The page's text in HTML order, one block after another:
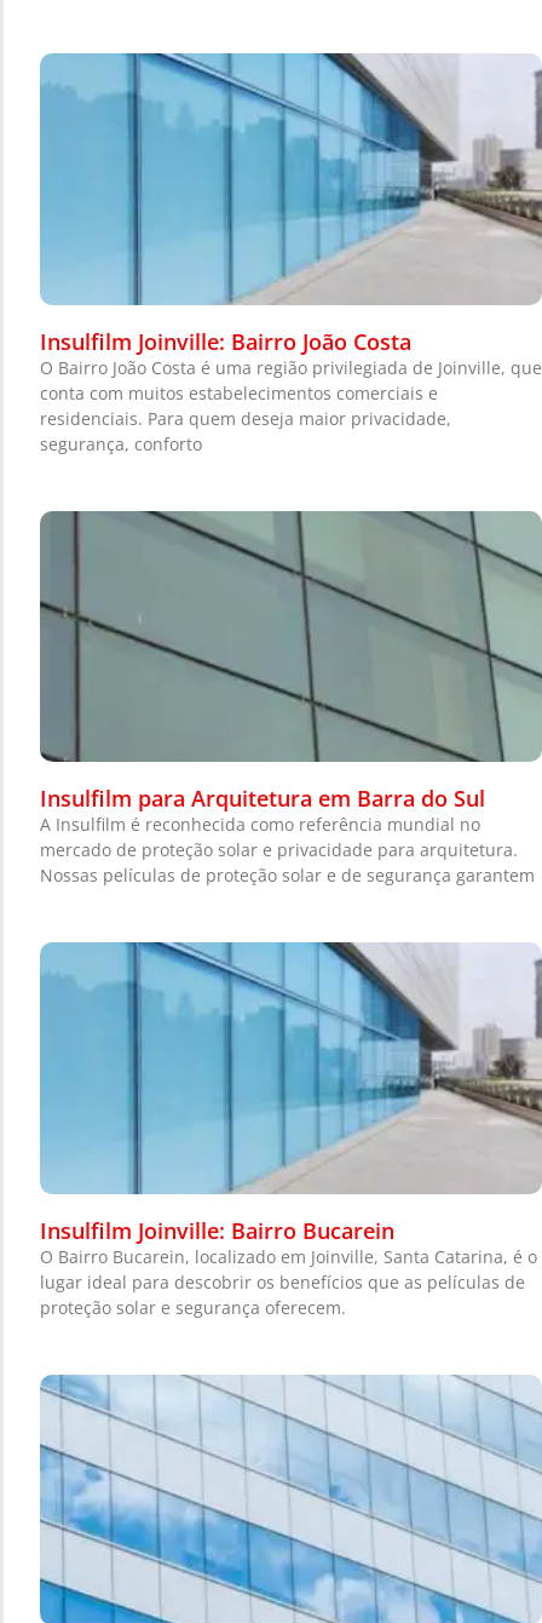
Insulfilm Joinville: Bairro João Costa
O Bairro João Costa é uma região privilegiada de Joinville, que
conta com muitos estabelecimentos comerciais e
residenciais. Para quem deseja maior privacidade,
segurança, conforto
Insulfilm para Arquitetura em Barra do Sul
A Insulfilm é reconhecida como referência mundial no
mercado de proteção solar e privacidade para arquitetura.
Nossas películas de proteção solar e de segurança garantem
Insulfilm Joinville: Bairro Bucarein
O Bairro Bucarein, localizado em Joinville, Santa Catarina, é o
lugar ideal para descobrir os benefícios que as películas de
proteção solar e segurança oferecem.